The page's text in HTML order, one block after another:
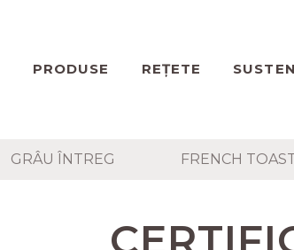
PRODUSE REȚETE
GRÂU ÎNTREG FRENCH